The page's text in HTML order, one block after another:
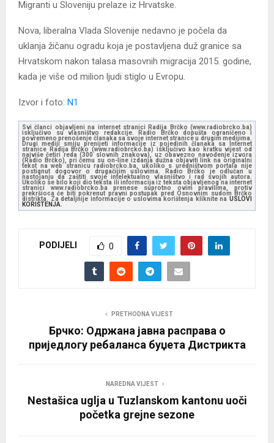
Migranti u Sloveniju prelaze iz Hrvatske.
Nova, liberalna Vlada Slovenije nedavno je počela da
uklanja žičanu ogradu koja je postavljena duž granice sa
Hrvatskom nakon talasa masovnih migracija 2015. godine,
kada je više od milion ljudi stiglo u Evropu.
Izvor i foto: N1
Svi članci objavljeni na internet stranici Radija Brčko (www.radiobrcko.ba)
isključivo su vlasništvo redakcije. Radio Brčko dopušta ograničeno i
povremeno prenošenje članaka sa svoje internet stranice u drugim medijima.
Drugi mediji smiju prenijeti informacije iz pojedinih članaka sa Internet
stranice Radija Brčko (www.radiobrcko.ba) isključivo kao kratku vijest od
najviše četiri reda (300 slovnih znakova), uz obavezno navođenje izvora
(Radio Brčko), pri čemu su on-line izdanja dužna objaviti link na originalni
tekst na web stranicu radiobrcko.ba, ukoliko s uredništvom portala nije
postignut dogovor o drugačijim uslovima. Radio Brčko je odlučan u
nastojanju da zaštiti svoje intelektualno vlasništvo i rad svojih autora.
Ukoliko se bilo koji dio teksta ili informacija iz teksta objavljenog na internet
stranici www.radiobrcko.ba prenese suprotno ovim pravilima, protiv
prekršioca će biti pokrenut pravni postupak pred Osnovnim sudom Brčko
distrikta. Za detaljnije informacije o uslovima korištenja kliknite na USLOVI
KORIŠTENJA.
PODIJELI 0
PRETHODNA VIJEST
Брчко: Одржана јавна расправа о
приједлогу ребаланса буџета Дистрикта
NAREDNA VIJEST
Nestašica uglja u Tuzlanskom kantonu uoči
početka grejne sezone